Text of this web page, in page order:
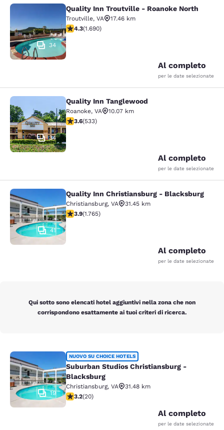
Quality Inn Troutville - Roanoke
34
Quality Inn Troutville - Roanoke North
Troutville, VA
17.46 km
Valutazione di 4.3 stelle. Ottimo. 1690 recensioni
4.3(1.690)
Al completo
per le date selezionate
Quality Inn Tanglewood
34
Quality Inn Tanglewood
Roanoke, VA
10.07 km
Valutazione di 3.65 stelle. Buono. 533 recensioni
3.6(533)
Al completo
per le date selezionate
Quality Inn Christiansburg -
41
Quality Inn Christiansburg - Blacksburg
Christiansburg, VA
31.45 km
Valutazione di 3.86 stelle. Buono. 1765 recensioni
3.9(1.765)
Al completo
per le date selezionate
Qui sotto sono elencati hotel aggiuntivi nella zona che non
corrispondono esattamente ai tuoi criteri di ricerca.
Suburban Studios Christiansburg -
19
NUOVO SU CHOICE HOTELS
Suburban Studios Christiansburg -
Blacksburg
Christiansburg, VA
31.48 km
Valutazione di 3.2 stelle. Buono. 20 recensioni
3.2(20)
Al completo
per le date selezionate